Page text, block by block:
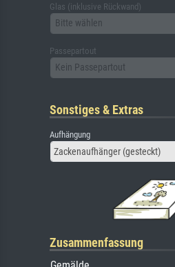
Glas (inklusive Rückwand)
Bitte wählen
Passepartout
Kein Passepartout
Sonstiges & Extras
Aufhängung
Zackenaufhänger (gesteckt)
Zusammenfassung